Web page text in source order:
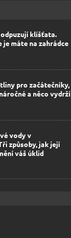
klíšťata.
je máte na zahrádce
pro začátečníky,
a něco vydrží
vody v
způsoby, jak její
váš úklid